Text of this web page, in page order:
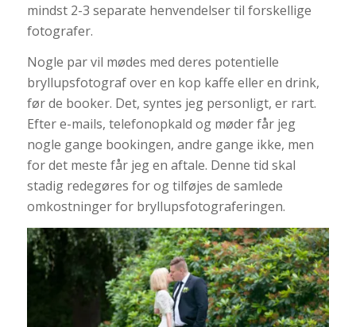
mindst 2-3 separate henvendelser til forskellige
fotografer.
Nogle par vil mødes med deres potentielle
bryllupsfotograf over en kop kaffe eller en drink,
før de booker. Det, syntes jeg personligt, er rart.
Efter e-mails, telefonopkald og møder får jeg
nogle gange bookingen, andre gange ikke, men
for det meste får jeg en aftale. Denne tid skal
stadig redegøres for og tilføjes de samlede
omkostninger for bryllupsfotograferingen.